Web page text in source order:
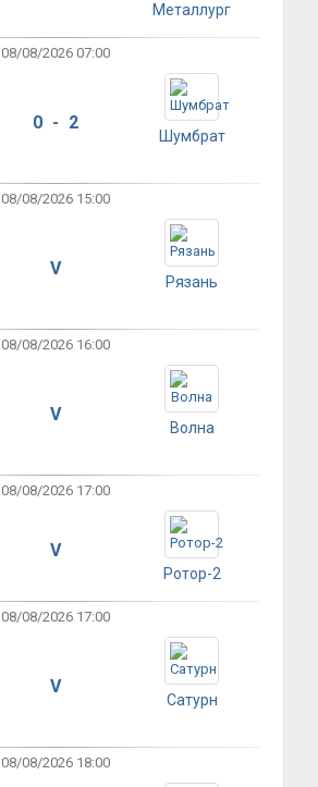
Металлург
08/08/2026 07:00
0 - 2
Шумбрат
08/08/2026 15:00
V
Рязань
08/08/2026 16:00
V
Волна
08/08/2026 17:00
V
Ротор-2
08/08/2026 17:00
V
Сатурн
08/08/2026 18:00